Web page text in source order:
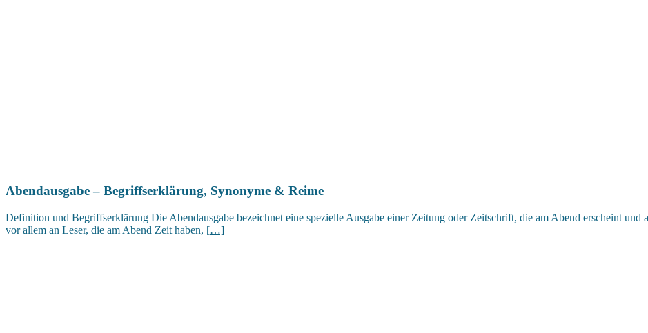
Abendausgabe – Begriffserklärung, Synonyme & Reime
Definition und Begriffserklärung Die Abendausgabe bezeichnet eine spezielle Ausgabe einer Zeitung oder Zeitschrift, die am Abend erscheint
vor allem an Leser, die am Abend Zeit haben, […]